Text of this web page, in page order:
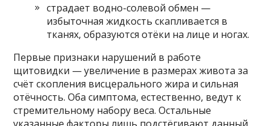
страдает водно-солевой обмен —
избыточная жидкость скапливается в
тканях, образуются отёки на лице и ногах.
Первые признаки нарушений в работе
щитовидки — увеличение в размерах живота за
счёт скопления висцерального жира и сильная
отёчность. Оба симптома, естественно, ведут к
стремительному набору веса. Остальные